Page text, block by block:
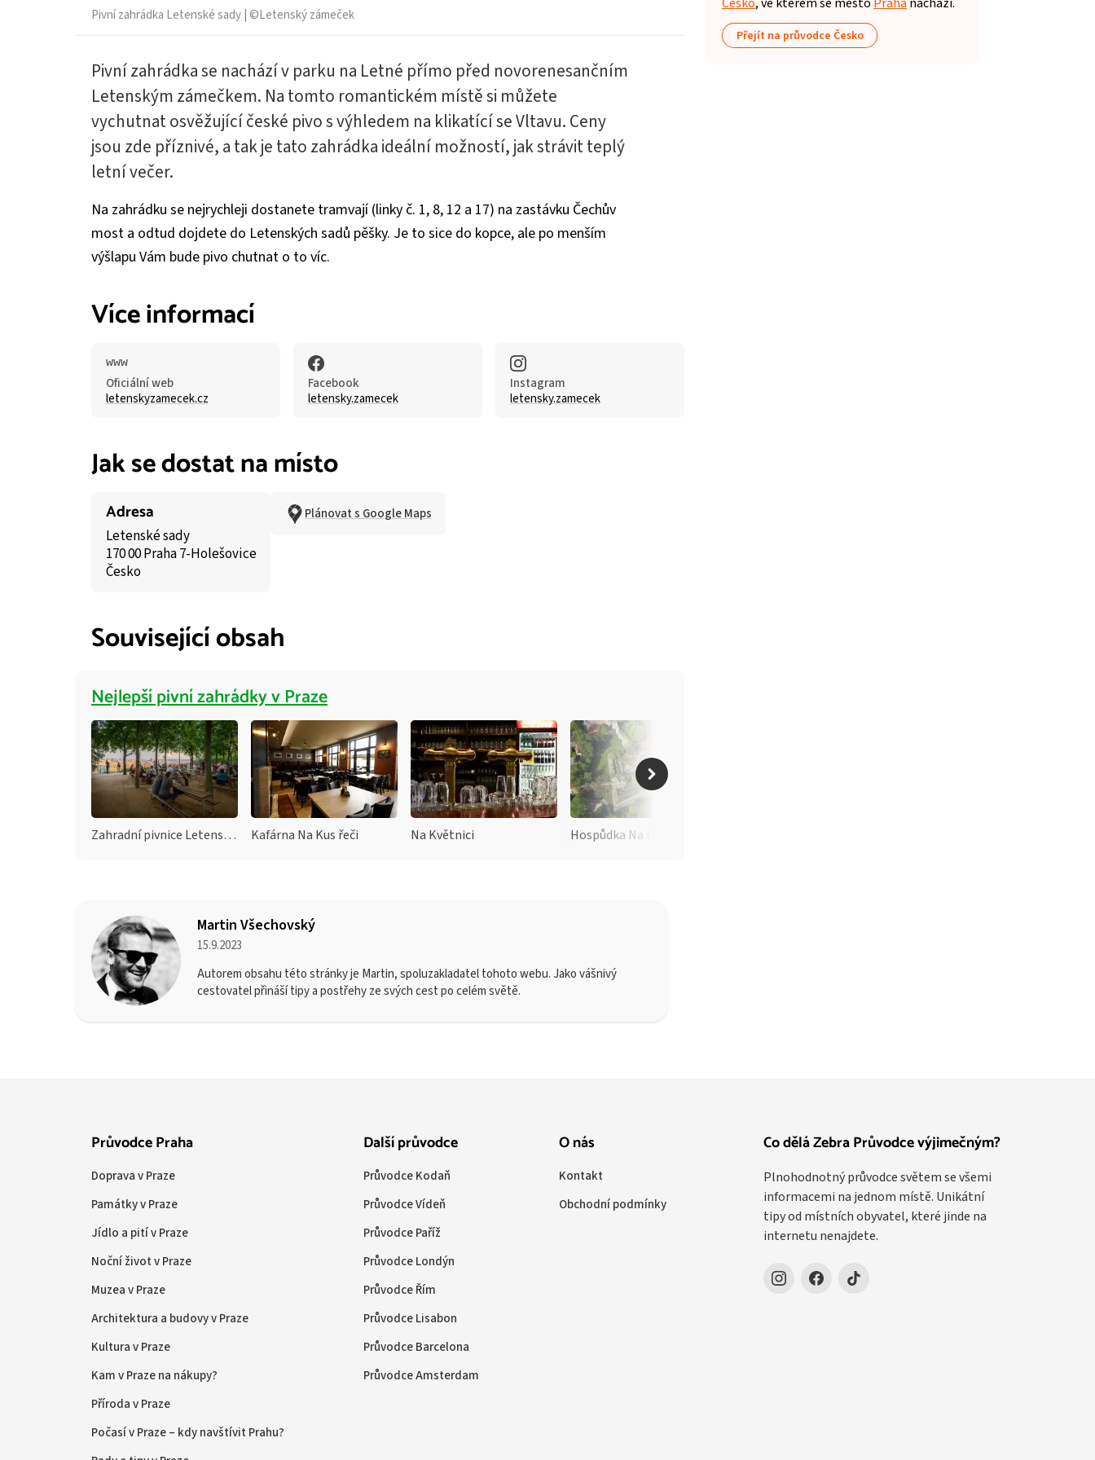
Pivní zahrádka Letenské sady | ©Letenský zámeček
Pivní zahrádka se nachází v parku na Letné přímo před novorenesančním
Letenským zámečkem. Na tomto romantickém místě si můžete
vychutnat osvěžující české pivo s výhledem na klikatící se Vltavu. Ceny
jsou zde příznivé, a tak je tato zahrádka ideální možností, jak strávit teplý
letní večer.
Na zahrádku se nejrychleji dostanete tramvají (linky č. 1, 8, 12 a 17) na zastávku Čechův
most a odtud dojdete do Letenských sadů pěšky. Je to sice do kopce, ale po menším
výšlapu Vám bude pivo chutnat o to víc.
Více informací
Oficiální web
letenskyzamecek.cz
Facebook
letensky.zamecek
Instagram
letensky.zamecek
Jak se dostat na místo
Adresa
Letenské sady
170 00 Praha 7-Holešovice
Česko
Plánovat s Google Maps
Související obsah
Nejlepší pivní zahrádky v Praze
Zahradní pivnice Letenské sady Kafárna Na Kus řeči Na Květnici Hospůdka Na Hradbách
Martin Všechovský
15.9.2023
Autorem obsahu této stránky je Martin, spoluzakladatel tohoto webu. Jako vášnivý
cestovatel přináší tipy a postřehy ze svých cest po celém světě.
Přejít na průvodce Česko
Co dělá Zebra Průvodce výjimečným?
Plnohodnotný průvodce světem se všemi
informacemi na jednom místě. Unikátní
tipy od místních obyvatel, které jinde na
internetu nenajdete.
Průvodce Praha
Doprava v Praze
Památky v Praze
Jídlo a pití v Praze
Noční život v Praze
Muzea v Praze
Architektura a budovy v Praze
Kultura v Praze
Kam v Praze na nákupy?
Příroda v Praze
Počasí v Praze – kdy navštívit Prahu?
Další průvodce
Průvodce Kodaň
Průvodce Vídeň
Průvodce Paříž
Průvodce Londýn
Průvodce Řím
Průvodce Lisabon
Průvodce Barcelona
Průvodce Amsterdam
O nás
Kontakt
Obchodní podmínky